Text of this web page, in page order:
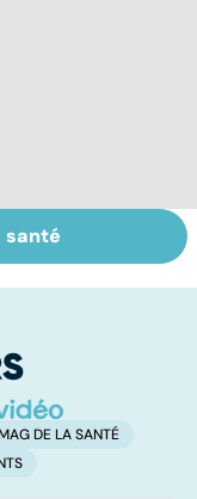
la
santé
DE LA SANTÉ